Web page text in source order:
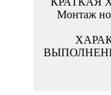
Монтаж